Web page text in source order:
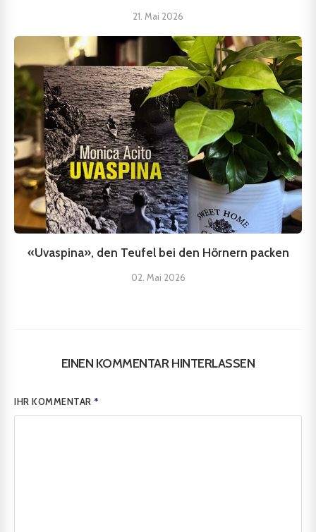
21. Mai 2026
«Uvaspina», den Teufel bei den Hörnern packen
02. Mai 2026
EINEN KOMMENTAR HINTERLASSEN
IHR KOMMENTAR*